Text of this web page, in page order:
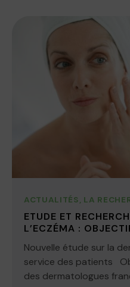
ACTUALITÉS, LA
ETUDE ET
L’ECZÉMA :
Nouvelle étude sur la
service des patients
des dermatologues